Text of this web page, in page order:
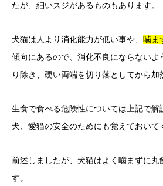
たが、細いスジがあるものもあります。
犬猫は人より消化能力が低い事や、 噛ま
傾向にあるので、消化不良にならないよ
り除き、硬い両端を切り落としてから加
生食で食べる危険性については上記で解
犬、愛猫の安全のためにも覚えておいて
前述しましたが、犬猫はよく噛まずに丸
す。